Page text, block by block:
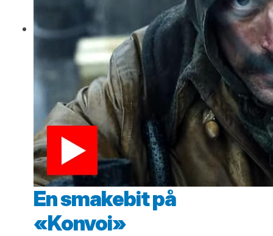
En smakebit på
«Konvoi»